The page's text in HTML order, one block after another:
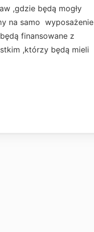
,gdzie będą mogły
na samo wyposażenie
finansowane z
,którzy będą mieli